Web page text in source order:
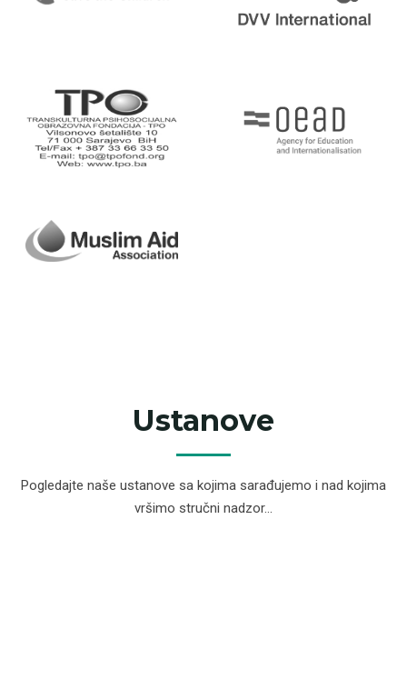
Ustanove
Pogledajte naše ustanove sa kojima sarađujemo i nad kojima
vršimo stručni nadzor...